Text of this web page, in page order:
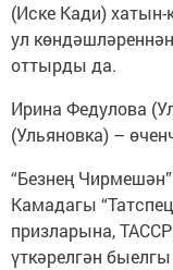
(Иске Кади)
ул
оттырды да.
Ирина Федулова
(Ульяновка) –
“Безнең
Камадагы
призларына,
үткәрелгән